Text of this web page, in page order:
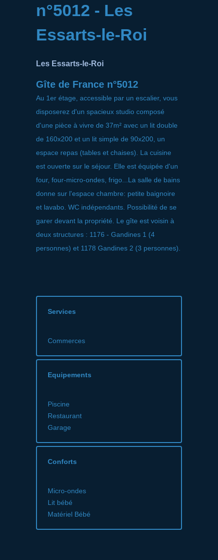
n°5012 - Les
Essarts-le-Roi
Les Essarts-le-Roi
Gîte de France n°5012
Au 1er étage, accessible par un escalier, vous
disposerez d'un spacieux studio composé
d'une pièce à vivre de 37m² avec un lit double
de 160x200 et un lit simple de 90x200, un
espace repas (tables et chaises). La cuisine
est ouverte sur le séjour. Elle est équipée d'un
four, four-micro-ondes, frigo...La salle de bains
donne sur l'espace chambre: petite baignoire
et lavabo. WC indépendants. Possibilité de se
garer devant la propriété. Le gîte est voisin à
deux structures : 1176 - Gandines 1 (4
personnes) et 1178 Gandines 2 (3 personnes).
Services
Commerces
Equipements
Piscine
Restaurant
Garage
Conforts
Micro-ondes
Lit bébé
Matériel Bébé